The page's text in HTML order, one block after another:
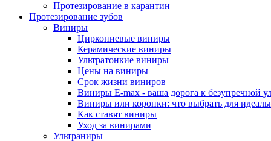
Протезирование в карантин
Протезирование зубов
Виниры
Циркониевые виниры
Керамические виниры
Ультратонкие виниры
Цены на виниры
Срок жизни виниров
Виниры E-max - ваша дорога к безупречной
Виниры или коронки: что выбрать для
Как ставят виниры
Уход за винирами
Ультраниры